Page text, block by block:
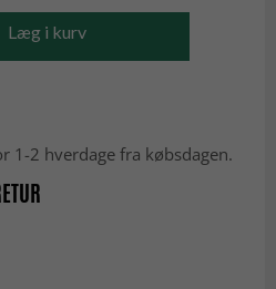
Læg i kurv
1-2 hverdage fra købsdagen.